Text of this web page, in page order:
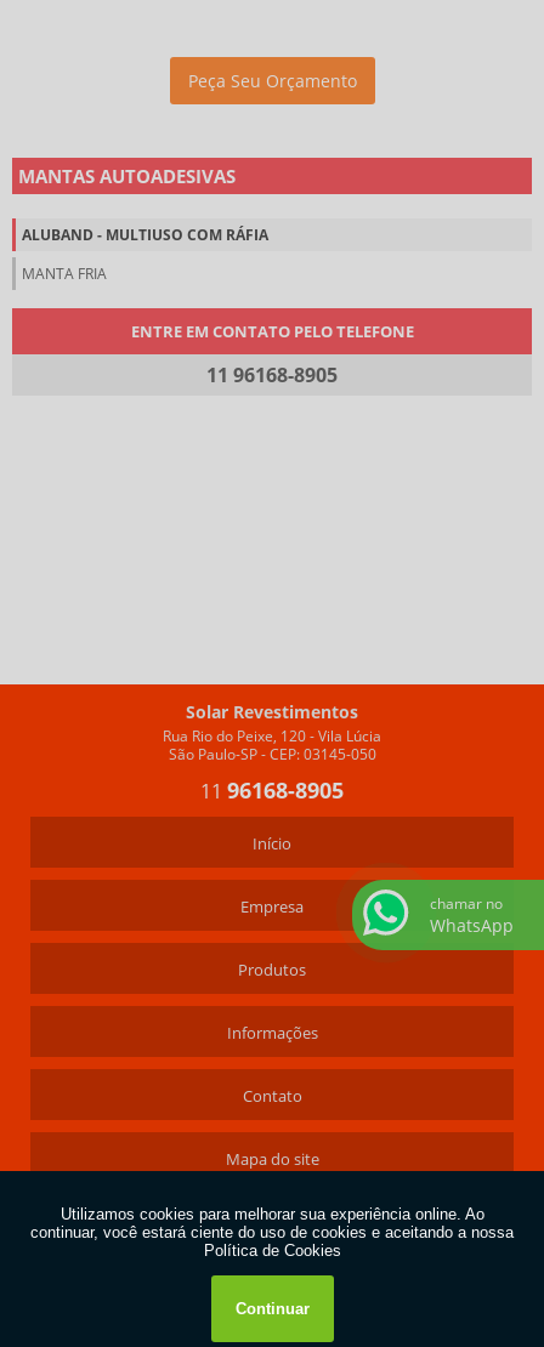
Peça Seu Orçamento
MANTAS AUTOADESIVAS
ALUBAND - MULTIUSO COM RÁFIA
MANTA FRIA
ENTRE EM CONTATO PELO TELEFONE
11 96168-8905
Solar Revestimentos
Rua Rio do Peixe, 120 - Vila Lúcia
São Paulo-SP - CEP: 03145-050
11 96168-8905
Início
Empresa
Produtos
Informações
Contato
Mapa do site
chamar no
WhatsApp